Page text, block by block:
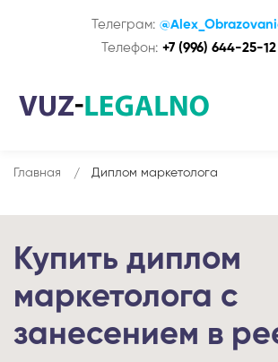
Телеграм:
Телефон: +7 (996) 644-25-12
Главная Диплом маркетолога
Купить диплом
маркетолога с
занесением в